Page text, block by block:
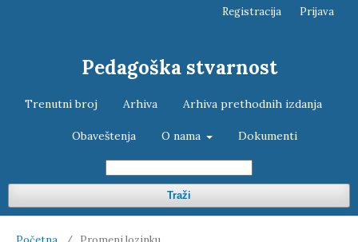
Pedagoška stvarnost
Trenutni broj Arhiva Arhiva prethodnih izdanja
Obaveštenja O nama Dokumenti
Traži
Registracija Prijava